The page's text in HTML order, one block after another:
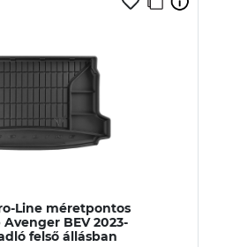
Line méretpontos
BEV 2023-
felső állásban